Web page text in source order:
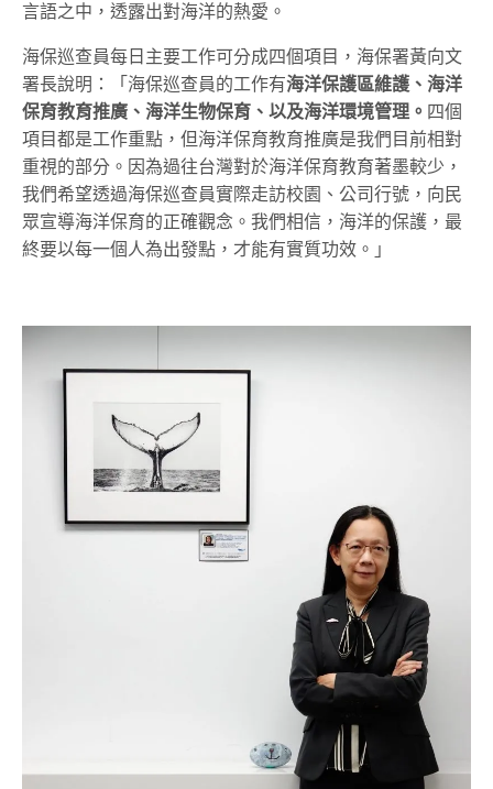
言語之中，透露出對海洋的熱愛。
海保巡查員每日主要工作可分成四個項目，海保署黃向文
署長說明：「海保巡查員的工作有海洋保護區維護、海洋
保育教育推廣、海洋生物保育、以及海洋環境管理。 四個
項目都是工作重點，但海洋保育教育推廣是我們目前相對
重視的部分。因為過往台灣對於海洋保育教育著墨較少，
我們希望透過海保巡查員實際走訪校園、公司行號，向民
眾宣導海洋保育的正確觀念。我們相信，海洋的保護，最
終要以每一個人為出發點，才能有實質功效。」